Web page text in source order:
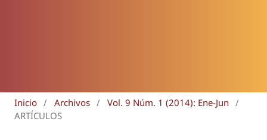
Inicio / Archivos / Vol. 9 Núm. 1 (2014): Ene-Jun
/
ARTÍCULOS